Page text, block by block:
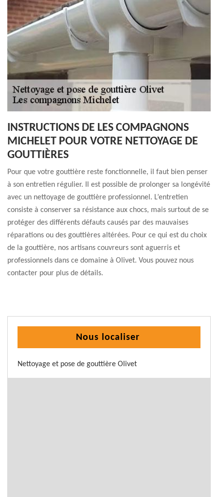
INSTRUCTIONS DE LES COMPAGNONS
MICHELET POUR VOTRE NETTOYAGE DE
GOUTTIÈRES
Pour que votre gouttière reste fonctionnelle, il faut bien penser
à son entretien régulier. Il est possible de prolonger sa longévité
avec un nettoyage de gouttière professionnel. L’entretien
consiste à conserver sa résistance aux chocs, mais surtout de se
protéger des différents défauts causés par des mauvaises
réparations ou des gouttières altérées. Pour ce qui est du choix
de la gouttière, nos artisans couvreurs sont aguerris et
professionnels dans ce domaine à Olivet. Vous pouvez nous
contacter pour plus de détails.
Nous localiser
Nettoyage et pose de gouttière Olivet